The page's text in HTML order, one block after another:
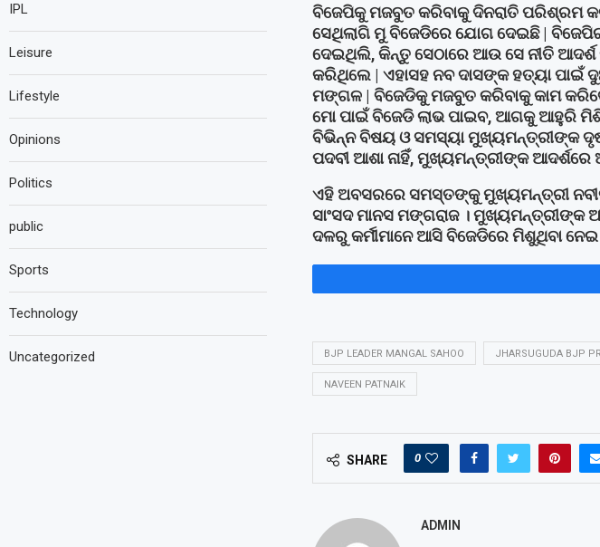
ବିଜେପିକୁ ମଜବୁତ କରିବାକୁ ଦିନରାତି ପରିଶ୍ରମ
ସେଥିଲାଗି ମୁ ବିଜେଡିରେ ଯୋଗ ଦେଇଛି |
ଦେଇଥିଲି, କିନ୍ତୁ ସେଠାରେ ଆଉ ସେ ନୀତି
କରିଥିଲେ | ଏହାସହ ନବ ଦାସଙ୍କ ହତ୍ୟା ପାଇଁ
ମଙ୍ଗଳ | ବିଜେଡିକୁ ମଜବୁତ କରିବାକୁ କାମ
ମୋ ପାଇଁ ବିଜେଡି ଲାଭ ପାଇବ, ଆଗକୁ ଆହୁରି
ବିଭିନ୍ନ ବିଷୟ ଓ ସମସ୍ୟା ମୁଖ୍ୟମନ୍ତ୍ରୀଙ୍କ
ପଦବୀ ଆଶା ନାହିଁ, ମୁଖ୍ୟମନ୍ତ୍ରୀଙ୍କ ଆଦର୍ଶରେ
ଏହି ଅବସରରେ ସମସ୍ତଙ୍କୁ ମୁଖ୍ୟମନ୍ତ୍ରୀ
ସାଂସଦ ମାନସ ମଙ୍ଗରାଜ ।
ଦଳରୁ କର୍ମୀମାନେ ଆସି ବିଜେଡିରେ ମିଶୁଥିବା
BJP LEADER MANGAL SAHOO JHARSUGUDA BJP
NAVEEN PATNAIK
SHARE 0
ADMIN
IPL
Leisure
Lifestyle
Opinions
Politics
public
Sports
Technology
Uncategorized